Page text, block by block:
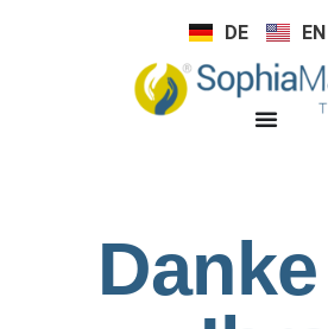
DE EN